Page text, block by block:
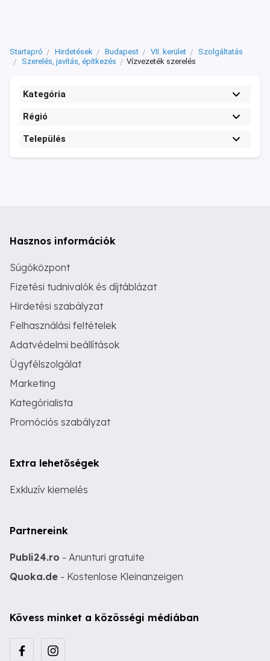
Startapró Hirdetések Budapest VII. kerület
Szolgáltatás
Szerelés, javítás, építkezés
Vízvezeték szerelés
Kategória
Régió
Település
Hasznos információk
Súgóközpont
Fizetési tudnivalók és díjtáblázat
Hirdetési szabályzat
Felhasználási feltételek
Adatvédelmi beállítások
Ügyfélszolgálat
Marketing
Kategórialista
Promóciós szabályzat
Extra lehetőségek
Exkluzív kiemelés
Partnereink
Publi24.ro - Anunturi gratuite
Quoka.de - Kostenlose Kleinanzeigen
Kövess minket a közösségi médiában